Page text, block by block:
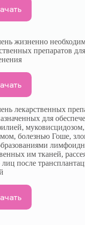
жизненно
препаратов
лекарственных
для
болезнью Гоше,
им тканей,
лиц после